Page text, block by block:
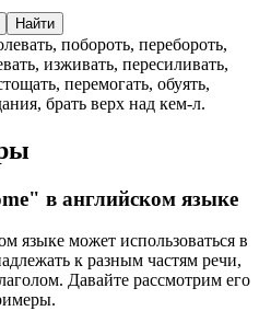
Найти
побороть, перебороть,
изживать, пересиливать,
перемогать, обуять,
брать верх над кем-л.
в английском языке
языке может использоваться в
к разным частям речи,
Давайте рассмотрим его